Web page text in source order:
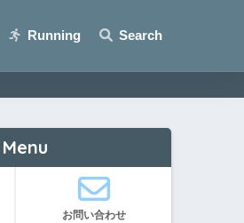
Running Search
Menu
お問い合わせ